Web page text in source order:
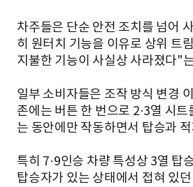
차주들은 단순 안전 조치를 넘어
히 원터치 기능을 이유로 상위 트
지불한 기능이 사실상 사라졌다"
일부 소비자들은 조작 방식 변경
존에는 버튼 한 번으로 2·3열 시
는 동안에만 작동하면서 탑승과
특히 7·9인승 차량 특성상 3열 탑
탑승자가 있는 상태에서 접혀 있